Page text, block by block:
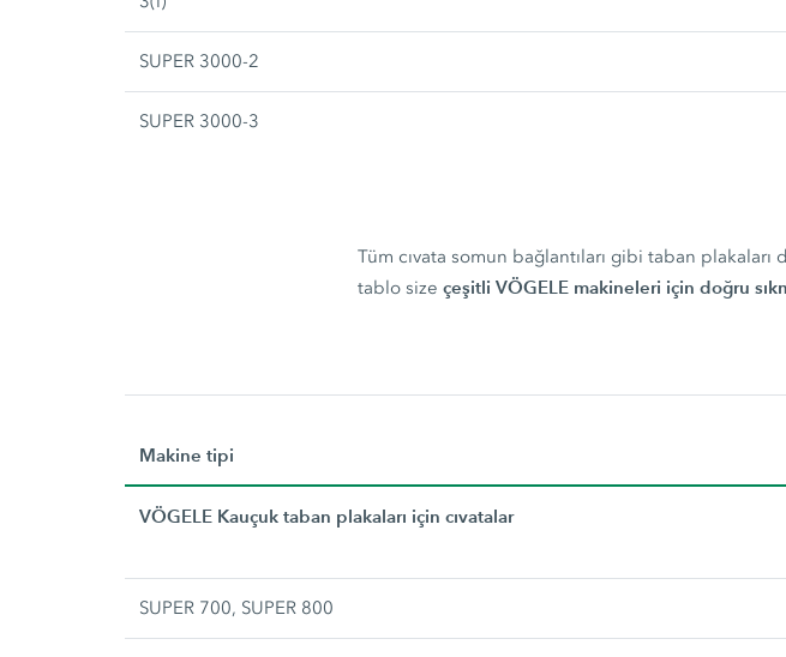
SUPER 3000-2
SUPER 3000-3
Tüm cıvata somun bağlantıları gibi taban plakaları
tablo sizeçeşitli VÖGELE makineleri için doğru
Makine tipi
VÖGELE Kauçuk taban plakaları için cıvatalar
SUPER 700, SUPER 800